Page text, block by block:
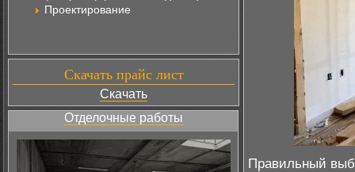
Проектирование
Скачать прайс лист
Скачать
Отделочные работы
Правильный